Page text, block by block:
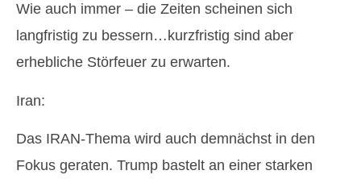
Wie auch immer – die Zeiten scheinen sich
langfristig zu bessern…kurzfristig sind aber
erhebliche Störfeuer zu erwarten.
Iran:
Das IRAN-Thema wird auch demnächst in den
Fokus geraten. Trump bastelt an einer starken